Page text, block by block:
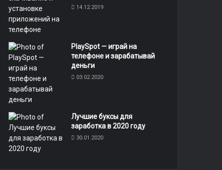
14.12.2019
8
PlaySpot — играй на
телефоне и зарабатывай
деньги
03.02.2020
Лучшие буксы для
заработка в 2020 году
30.01.2020